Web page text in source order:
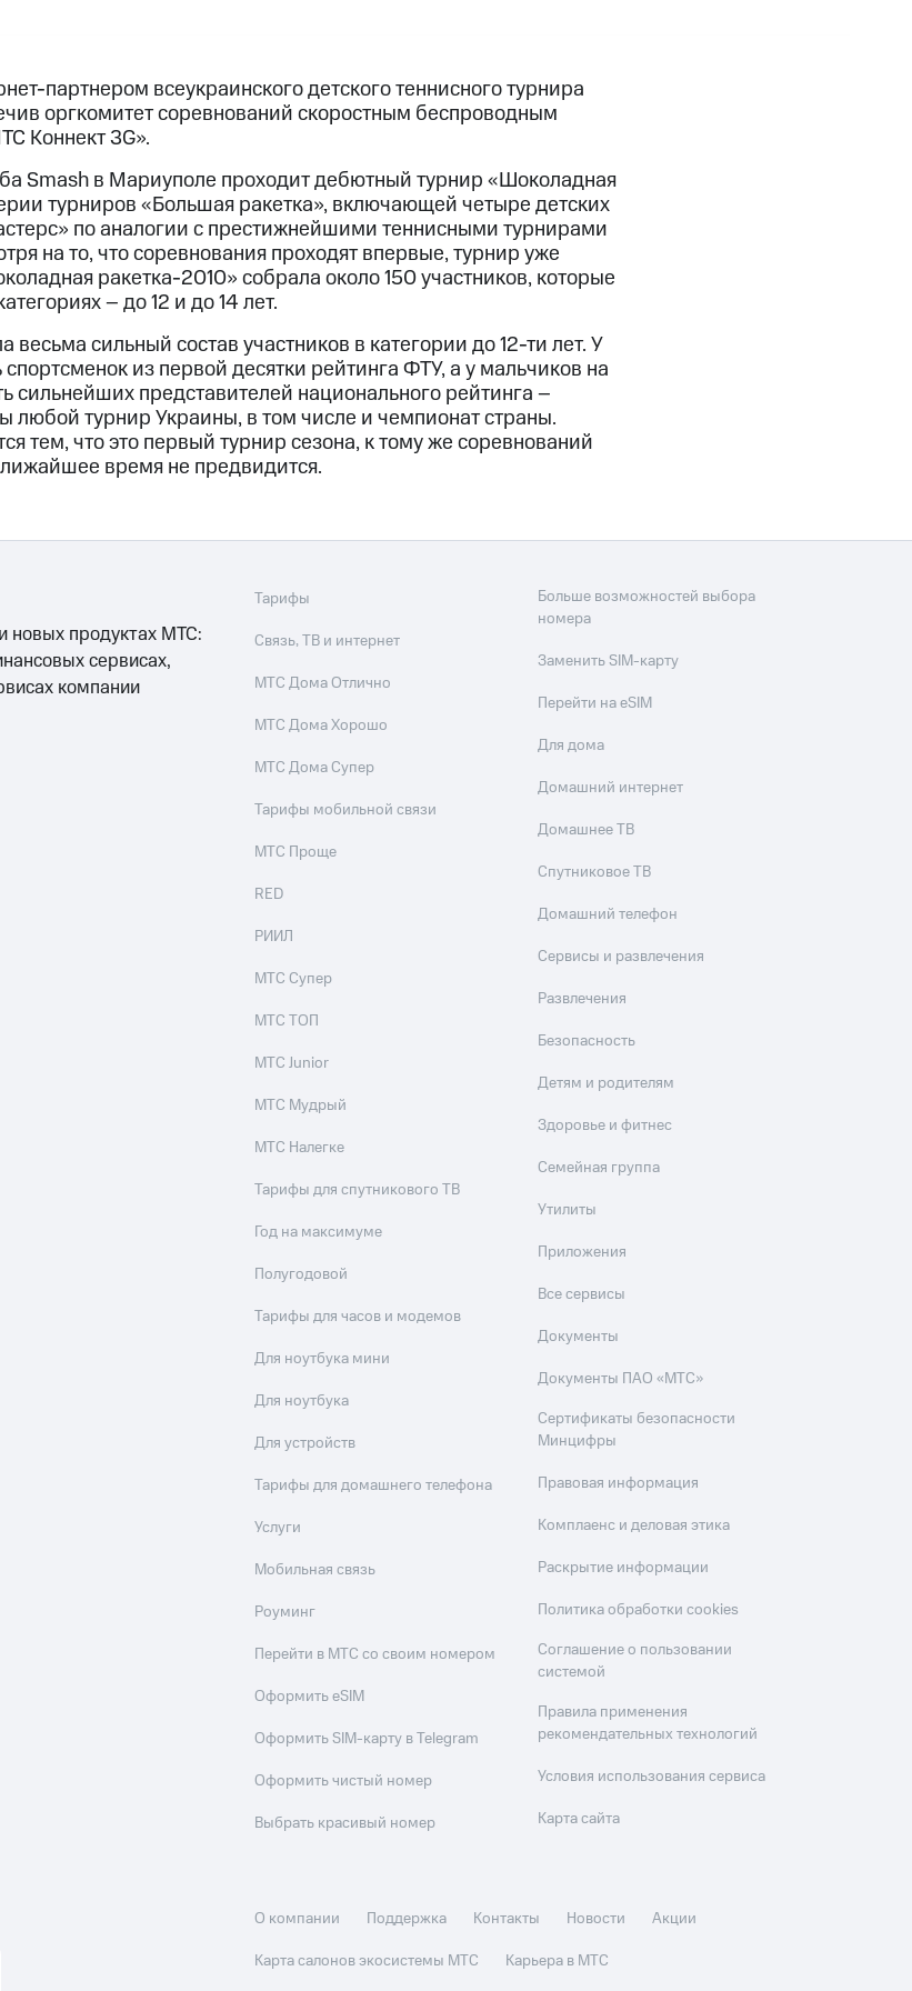
партнером всеукраинского детского теннисного турнира
оргкомитет соревнований скоростным беспроводным
Коннект 3G».
Smash в Мариуполе проходит дебютный турнир «Шоколадная
турниров «Большая ракетка», включающей четыре детских
по аналогии с престижнейшими теннисными турнирами
на то, что соревнования проходят впервые, турнир уже
ракетка-2010» собрала около 150 участников, которые
– до 12 и до 14 лет.
сильный состав участников в категории до 12-ти лет. У
из первой десятки рейтинга ФТУ, а у мальчиков на
сильнейших представителей национального рейтинга –
любой турнир Украины, в том числе и чемпионат страны.
тем, что это первый турнир сезона, к тому же соревнований
время не предвидится.
новых продуктах МТС:
сервисах,
компании
Тарифы
Связь, ТВ и интернет
МТС Дома Отлично
МТС Дома Хорошо
МТС Дома Супер
Тарифы мобильной связи
МТС Проще
RED
РИИЛ
МТС Супер
МТС ТОП
МТС Junior
МТС Мудрый
МТС Налегке
Тарифы для спутникового ТВ
Год на максимуме
Полугодовой
Тарифы для часов и модемов
Для ноутбука мини
Для ноутбука
Для устройств
Тарифы для домашнего телефона
Услуги
Мобильная связь
Роуминг
Перейти в МТС со своим номером
Оформить eSIM
Оформить SIM-карту в Telegram
Оформить чистый номер
Выбрать красивый номер
Больше возможностей выбора
номера
Заменить SIM-карту
Перейти на eSIM
Для дома
Домашний интернет
Домашнее ТВ
Спутниковое ТВ
Домашний телефон
Сервисы и развлечения
Развлечения
Безопасность
Детям и родителям
Здоровье и фитнес
Семейная группа
Утилиты
Приложения
Все сервисы
Документы
Документы ПАО «МТС»
Сертификаты безопасности
Минцифры
Правовая информация
Комплаенс и деловая этика
Раскрытие информации
Политика обработки cookies
Соглашение о пользовании
системой
Правила применения
рекомендательных технологий
Условия использования сервиса
Карта сайта
О компании Поддержка Контакты Новости
Акции
Карта салонов экосистемы МТС
Карьера в МТС